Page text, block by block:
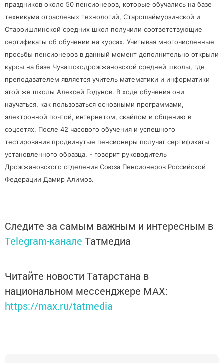
праздников около 50 пенсионеров, которые обучались на базе
техникума отраслевых технологий, Старошаймурзинской и
Староишлинской средних школ получили соответствующие
сертификаты об обучении на курсах. Учитывая многочисленные
просьбы пенсионеров в данный момент дополнительно открыли
курсы на базе Чувашскодрожжановской средней школы, где
преподавателем является учитель математики и информатики
этой же школы Алексей Годунов. В ходе обучения они
научаться, как пользоваться основными программами,
электронной почтой, интернетом, скайпом и общению в
соцсетях. После 42 часового обучения и успешного
тестирования продвинутые пенсионеры получат сертификаты
установленного образца, - говорит руководитель
Дрожжановского отделения Союза Пенсионеров Российской
Федерации Дамир Алимов.
Следите за самым важным и интересным в
Telegram-канале Татмедиа
Читайте новости Татарстана в
национальном мессенджере MАХ:
https://max.ru/tatmedia